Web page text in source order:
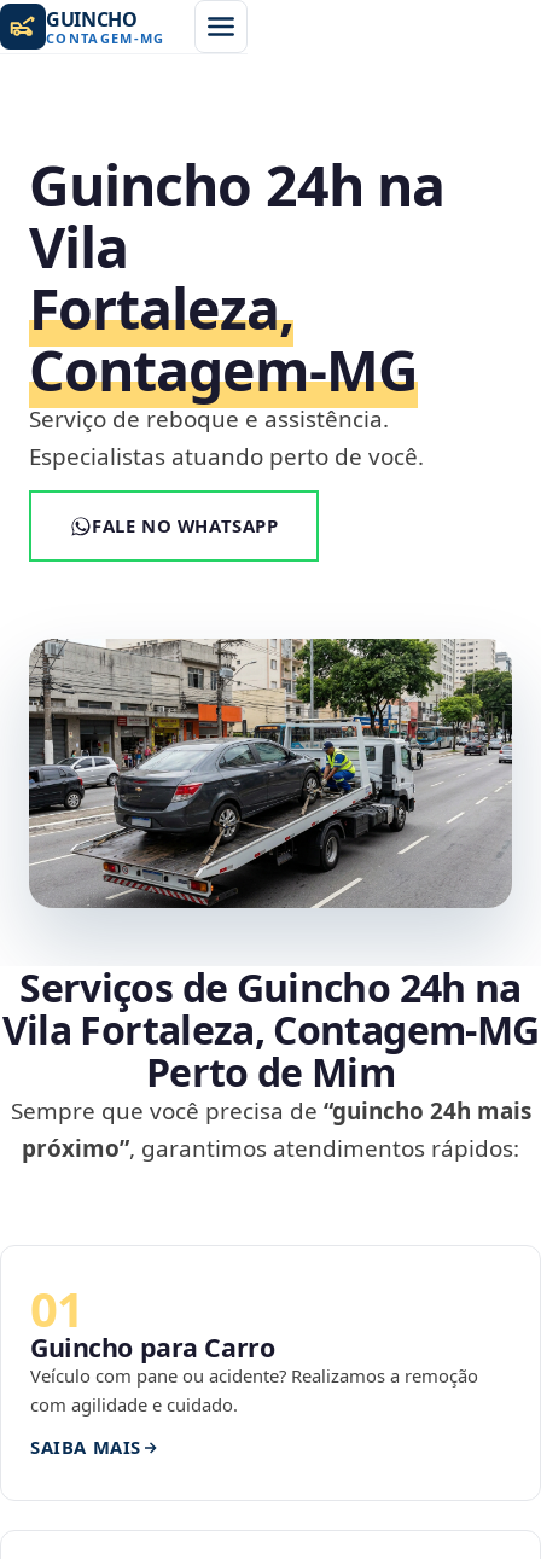
GUINCHO
CONTAGEM-MG
Guincho 24h na
Vila
Fortaleza,
Contagem‑MG
Serviço de reboque e assistência.
Especialistas atuando perto de você.
FALE NO WHATSAPP
Serviços de Guincho 24h na
Vila Fortaleza, Contagem‑MG
Perto de Mim
Sempre que você precisa de “guincho 24h mais
próximo”, garantimos atendimentos rápidos:
01
Guincho para Carro
Veículo com pane ou acidente? Realizamos a remoção
com agilidade e cuidado.
SAIBA MAIS